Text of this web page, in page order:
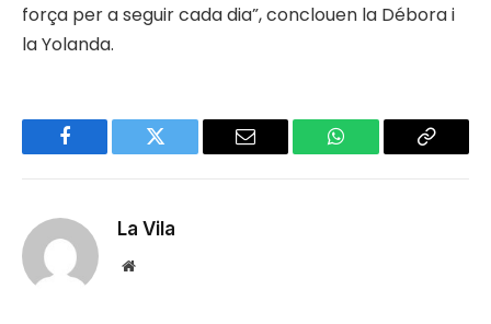
força per a seguir cada dia”, conclouen la Débora i
la Yolanda.
Facebook Twitter Email WhatsApp Copy
La Vila
Website